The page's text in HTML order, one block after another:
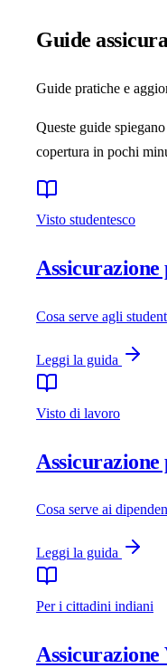
Guide
Guide pratiche e
Queste guide
copertura in pochi
Visto studentesco
Assicurazione
Cosa serve agli
Leggi la guida
Visto di lavoro
Assicurazione
Cosa serve ai
Leggi la guida
Per i cittadini indiani